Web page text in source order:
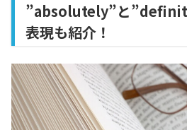
”absolutely”と
表現も紹介！